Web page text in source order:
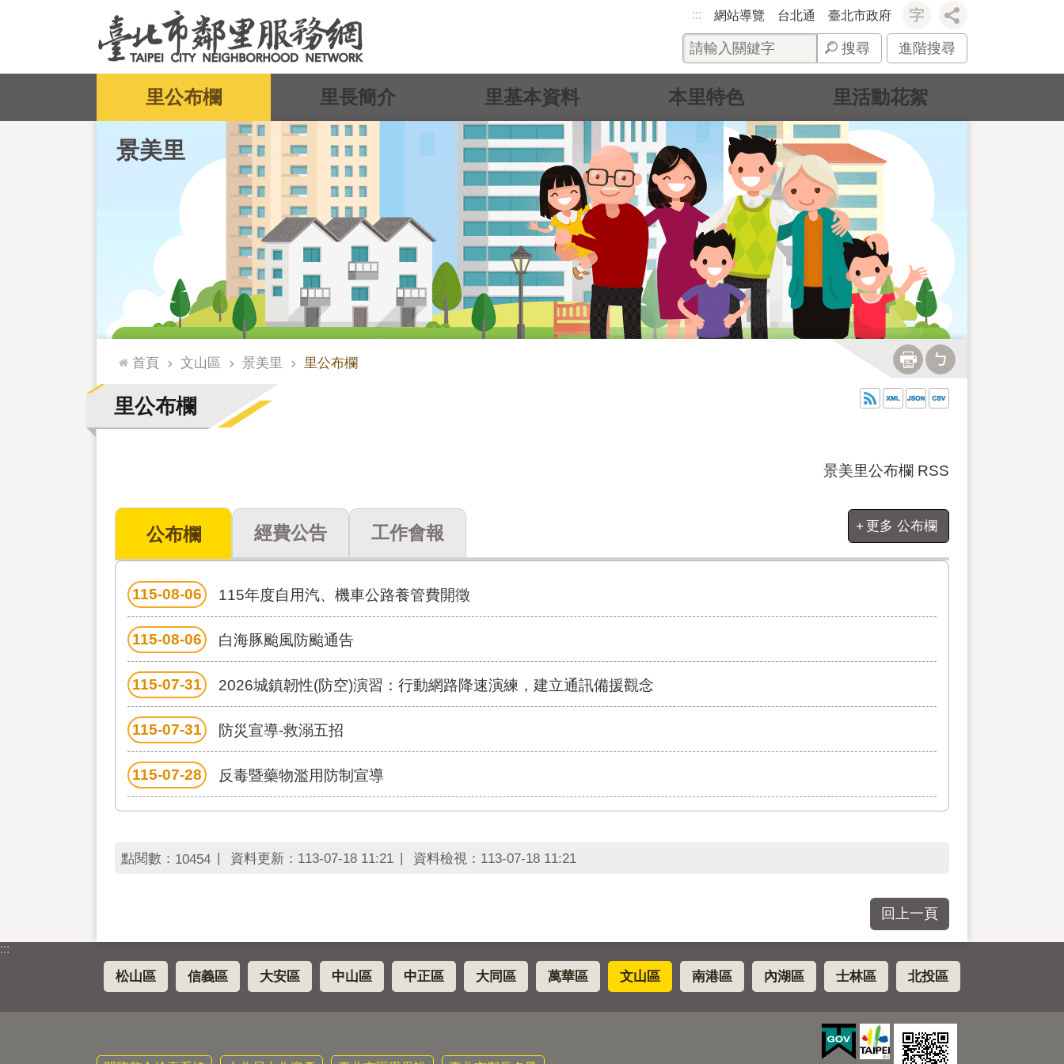
::: 網站導覽 台北通 臺北市政府
搜尋 進階搜尋
景美里
里公布欄 里長簡介 里基本資料 本里特色 里活動花絮
::: 首頁 文山區 景美里 里公布欄
里公布欄
景美里公布欄 RSS
公布欄 經費公告 工作會報
115-08-06 115年度自用汽、機車公路養管費開徵
115-08-06 白海豚颱風防颱通告
115-07-31 2026城鎮韌性(防空)演習：行動網路降速演練，建立通訊備援觀念
115-07-31 防災宣導-救溺五招
115-07-28 反毒暨藥物濫用防制宣導
更多 公布欄
點閱數： 10454 資料更新： 113-07-18 11:21 資料檢視： 113-07-18 11:21
回上一頁
:::
松山區 信義區 大安區 中山區 中正區 大同區 萬華區 文山區 南港區 內湖區 士林區 北投區